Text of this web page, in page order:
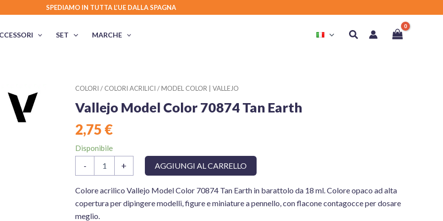
SPEDIAMO IN TUTTA L’UE DALLA SPAGNA
SET MARCHE Cerca
COLORI / COLORI ACRILICI /MODEL COLOR | VALLEJO
Vallejo Model Color 70874 Tan Earth
2,75 €
Disponibile
-
Model
70874
Earth
quantità
+ AGGIUNGI AL CARRELLO
Colore acrilico Vallejo Model Color 70874 Tan Earth in barattolo da 18 ml. Colore opaco ad alta
copertura per dipingere modelli, figure e miniature a pennello, con flacone contagocce per dosare
meglio.